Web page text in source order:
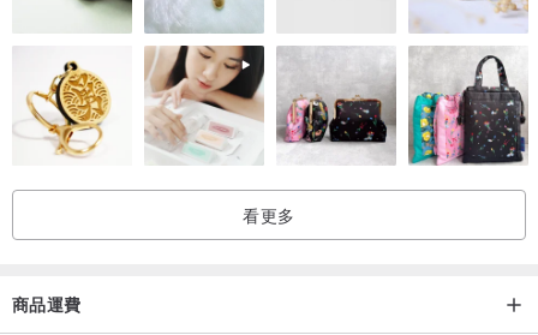
看更多
商品運費